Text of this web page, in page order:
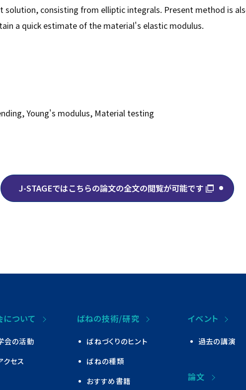
solution, consisting from elliptic integrals. Present method is
a quick estimate of the material's elastic modulus.
Young's modulus, Material testing
J-STAGEではこちらの論文の全文の閲覧が可能です
について
会の活動
クセス
ばねの技術/研究
ばねづくりのヒント
ばねの種類
おすすめ書籍
イベント
過去の講演
論文